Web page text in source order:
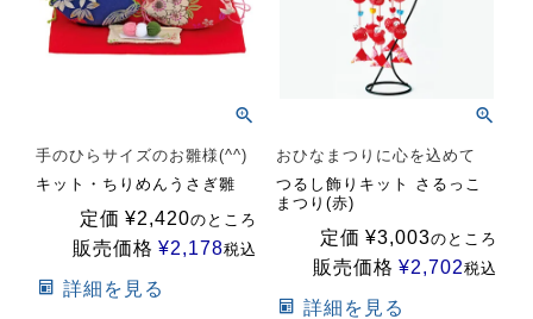
手のひらサイズのお雛様(^^)
キット・ちりめんうさぎ雛
定価 ¥2,420のところ
販売価格 ¥2,178税込
詳細を見る
おひなまつりに心を込めて
つるし飾りキット さるっこ
まつり(赤)
定価 ¥3,003のところ
販売価格 ¥2,702税込
詳細を見る